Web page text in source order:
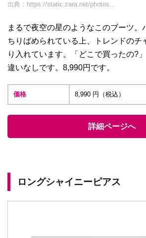
出典： https://static.zara.net/photos...
まるで夜空の星のようなこのブーツ。
ちりばめられている上、トレンドのチ
り入れています。「どこで買ったの?
違いなしです。8,990円です。
価格 8,990 円（税込）
詳細ページへ
ロングシャイニーピアス